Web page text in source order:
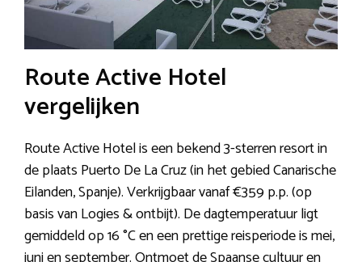
Route Active Hotel
vergelijken
Route Active Hotel is een bekend 3-sterren resort in
de plaats Puerto De La Cruz (in het gebied Canarische
Eilanden, Spanje). Verkrijgbaar vanaf €359 p.p. (op
basis van Logies & ontbijt). De dagtemperatuur ligt
gemiddeld op 16 °C en een prettige reisperiode is mei,